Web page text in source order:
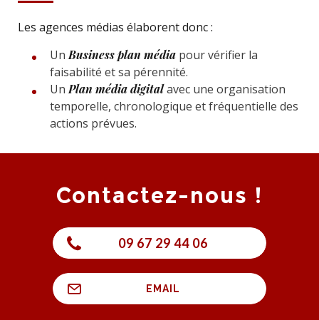
Les agences médias élaborent donc :
Un Business plan média pour vérifier la
faisabilité et sa pérennité.
UnPlan média digitalavec une organisation
temporelle, chronologique et fréquentielle des
actions prévues.
Contactez-nous !
09 67 29 44 06
EMAIL